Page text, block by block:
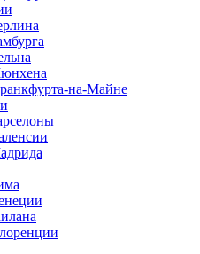
на-Майне